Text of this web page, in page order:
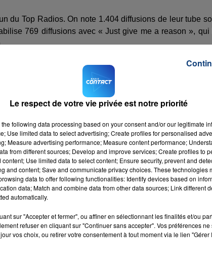
16h00 - 20h00
LA TEAM DU WEEK-END
du Top Radios. On note 1.404 diffusions de leur tube
769 diffusions avec « Just give me a reason », qui
& Ryan Lewis. Ces derniers restent néanmoins
11%). Maître Gims détient toujours la 2
reste le chanteur Stromae. Avec sa nouvelle
Avec 342 diffusions, le chanteur pourrait bien
RADIO CONTACT
Le respect de votre vie privée est notre priorité
the following data processing based on your consent and/or our legitimate
Use limited data to select advertising; Create profiles for personalised
Measure advertising performance; Measure content performance;
from different sources; Develop and improve services; Create profiles to
Use limited data to select content; Ensure security, prevent and
and content; Save and communicate privacy choices. These technologies
data to offer following functionalities: Identify devices based on
data; Match and combine data from other data sources; Link different
automatically.
sur "Accepter et fermer", ou affiner en sélectionnant les finalités et/ou
refuser en cliquant sur "Continuer sans accepter". Vos préférences
vos choix, ou retirer votre consentement à tout moment via le lien